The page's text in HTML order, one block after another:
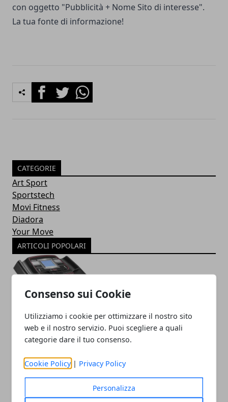
Consenso sui Cookie
Utilizziamo i cookie per ottimizzare il nostro sito
web e il nostro servizio. Puoi scegliere a quali
categorie dare il tuo consenso.
Cookie Policy | Privacy Policy
Personalizza
con oggetto "Pubblicità + Nome Sito di interesse".
La tua fonte di informazione!
FacebookTwitterWhatsapp
CATEGORIE
Art Sport
Sportstech
Movi Fitness
Diadora
Your Move
ARTICOLI POPOLARI